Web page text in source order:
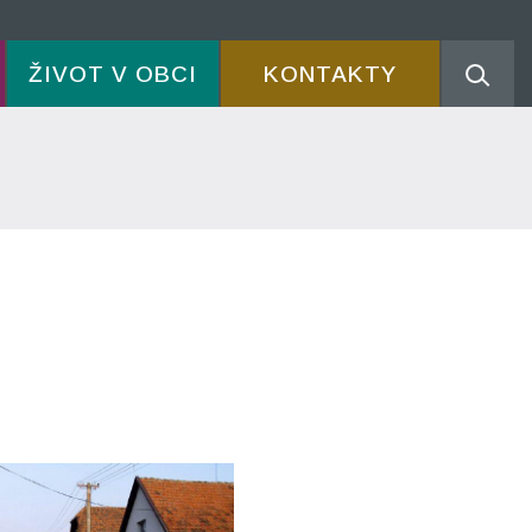
ŽIVOT V OBCI KONTAKTY